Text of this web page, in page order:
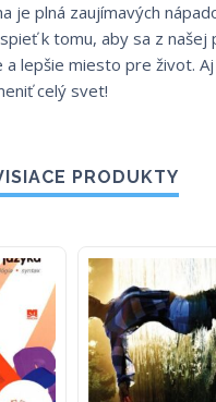
je plná zaujímavých
k tomu, aby sa z našej
lepšie miesto pre život. Aj
celý svet!
PRODUKTY